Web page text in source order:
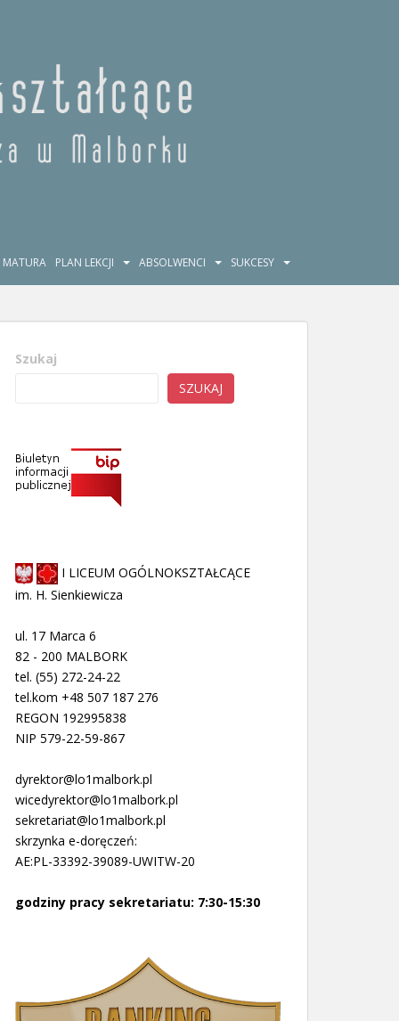
MATURA PLAN LEKCJI ABSOLWENCI SUKCESY
Szukaj
SZUKAJ
I LICEUM OGÓLNOKSZTAŁCĄCE
im. H. Sienkiewicza
ul. 17 Marca 6
82 - 200 MALBORK
tel. (55) 272-24-22
tel.kom +48 507 187 276
REGON 192995838
NIP 579-22-59-867
dyrektor@lo1malbork.pl
wicedyrektor@lo1malbork.pl
sekretariat@lo1malbork.pl
skrzynka e-doręczeń:
AE:PL-33392-39089-UWITW-20
godziny pracy sekretariatu: 7:30-15:30